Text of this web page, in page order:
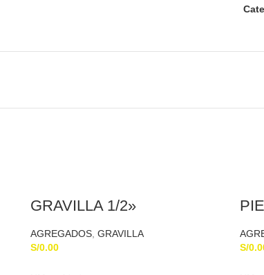
GRAVILLA 1/2»
AGREGADOS GRAVILLA
S/0.00
S/